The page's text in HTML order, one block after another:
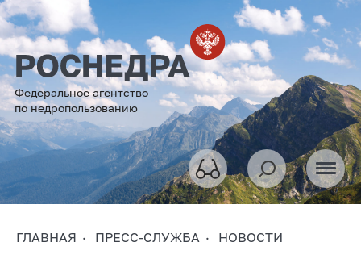
Федеральное агентство
по недропользованию
ГЛАВНАЯ ПРЕСС-СЛУЖБА НОВОСТИ